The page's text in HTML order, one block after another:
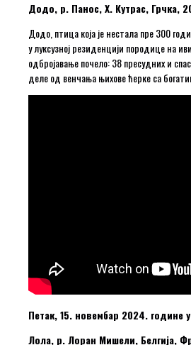
Додо, р. Панос, Х. Кутрас, Грчка,
Додо, птица која је нестала пре 300
у луксузној резиденцији породице на
одбројавање почело: 38 пресудних и
деле од венчања њихове ћерке са
Петак, 15. новембар 2024. године
Лола, р. Лоран Мишели, Белгија,